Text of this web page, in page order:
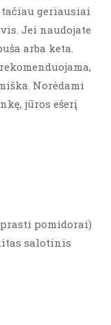
geriausiai
Jei naudojate
arba keta.
Norėdami
jūros ešerį
pomidorai)
salotinis